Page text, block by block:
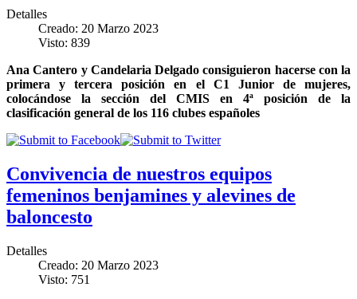
Detalles
Creado: 20 Marzo 2023
Visto: 839
Ana Cantero y Candelaria Delgado consiguieron hacerse con la
primera y tercera posición en el C1 Junior de mujeres,
colocándose la sección del CMIS en 4ª posición de la
clasificación general de los 116 clubes españoles
Convivencia de nuestros equipos
femeninos benjamines y alevines de
baloncesto
Detalles
Creado: 20 Marzo 2023
Visto: 751